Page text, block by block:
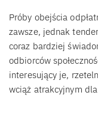
Próby obejścia
zawsze, jednak
coraz bardziej
odbiorców
interesujący je,
wciąż atrakcyjnym